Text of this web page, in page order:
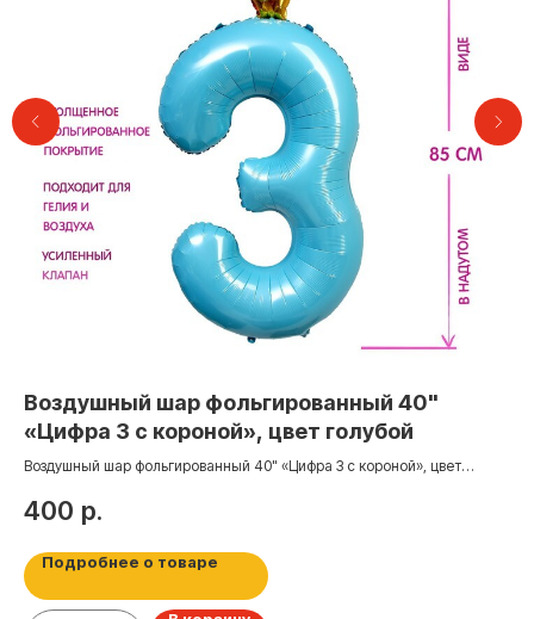
Воздушный шар фольгированный 40"
«Цифра 3 с короной», цвет голубой
Воздушный шар фольгированный 40" «Цифра 3 с короной», цвет
400 р.
Подробнее о товаре
Контакты
Наша страничка Вконтакте
+7 (495) 005-03-13
help@upakovali.online